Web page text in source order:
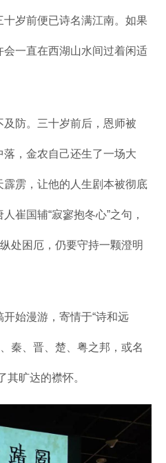
岁前便已诗名满江南。如果
一直在西湖山水间过着闲适
防。三十岁前后，恩师被
，金农自己还生了一场大
雳，让他的人生剧本被彻底
崔国辅“寂寥抱冬心”之句，
处困厄，仍要守持一颗澄明
始漫游，寄情于“诗和远
秦、晋、楚、粤之邦，或名
其旷达的襟怀。